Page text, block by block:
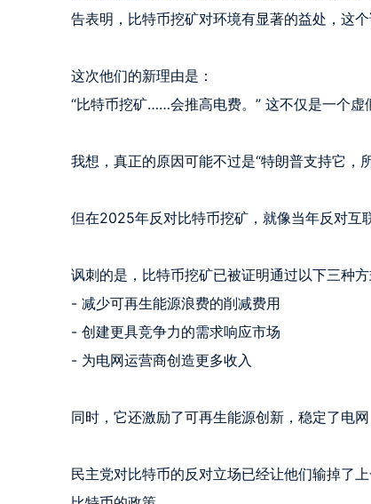
告表明，比特币挖矿对环境有显著的益处，这
这次他们的新理由是：
“比特币挖矿……会推高电费。” 这不仅是一个虚
我想，真正的原因可能不过是“特朗普支持它，
但在2025年反对比特币挖矿，就像当年反对互
讽刺的是，比特币挖矿已被证明通过以下三种方
- 减少可再生能源浪费的削减费用
- 创建更具竞争力的需求响应市场
- 为电网运营商创造更多收入
同时，它还激励了可再生能源创新，稳定了电网
民主党对比特币的反对立场已经让他们输掉了